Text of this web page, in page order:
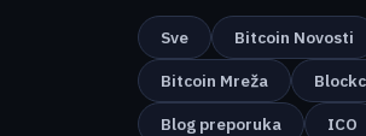
Sve Bitcoin Novosti
Bitcoin Mreža
Blog preporuka
ICO